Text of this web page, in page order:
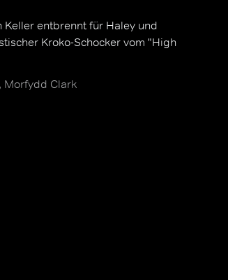
entbrennt für Haley und
Kroko-Schocker vom "High
Morfydd Clark